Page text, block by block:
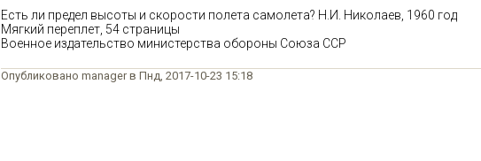
Есть ли предел высоты и скорости полета самолета? Н.И. Николаев, 1960 год
Мягкий переплет, 54 страницы
Военное издательство министерства обороны Союза ССР
Опубликовано manager в Пнд, 2017-10-23 15:18